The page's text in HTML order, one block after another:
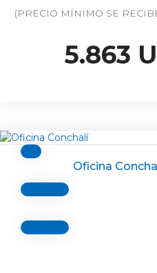
(PRECIO MÍNIMO SE
5.863
Oficina